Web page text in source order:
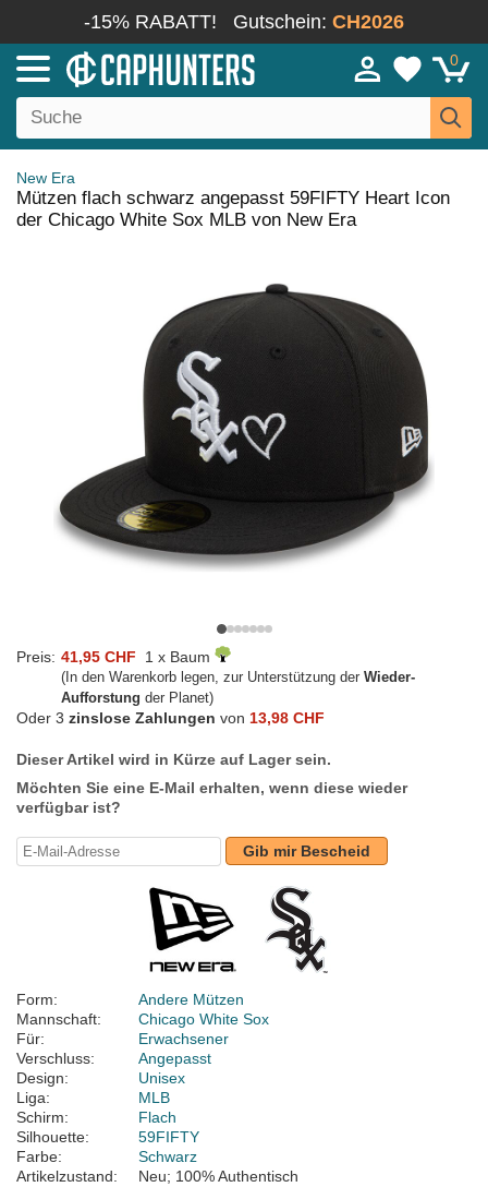
-15% RABATT! Gutschein: CH2026
0
New Era
Mützen flach schwarz angepasst 59FIFTY Heart Icon
der Chicago White Sox MLB von New Era
Preis: 41,95 CHF 1 x Baum
(In den Warenkorb legen, zur Unterstützung der Wieder-
Aufforstung der Planet)
Oder 3 zinslose Zahlungen von 13,98 CHF
Dieser Artikel wird in Kürze auf Lager sein.
Möchten Sie eine E-Mail erhalten, wenn diese wieder
verfügbar ist?
Gib mir Bescheid
Form:
Andere Mützen
Mannschaft:
Chicago White Sox
Für:
Erwachsener
Verschluss:
Angepasst
Design:
Unisex
Liga:
MLB
Schirm:
Flach
Silhouette:
59FIFTY
Farbe:
Schwarz
Artikelzustand:
Neu; 100% Authentisch